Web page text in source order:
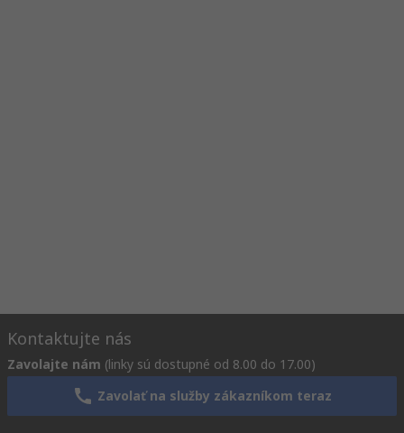
Kontaktujte nás
Zavolajte nám (linky sú dostupné od 8.00 do 17.00)
Zavolať na služby zákazníkom teraz